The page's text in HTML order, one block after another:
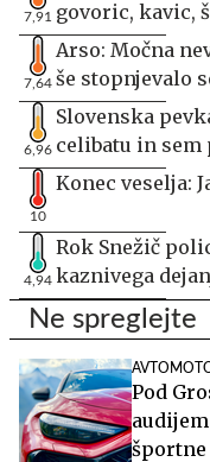
7,91 govoric, kavic,
7,64
Arso: Močna
še stopnjevalo
6,96
Slovenska
celibatu in sem
10
Konec veselja:
4,94
Rok Snežič
kaznivega
Ne spreglejte
Pod
športne